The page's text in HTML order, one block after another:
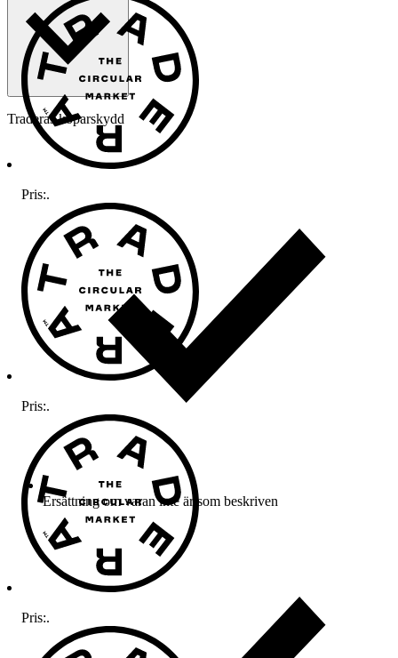
Traderas köparskydd
Ersättning om varan inte är som beskriven
Pris:.
Pris:.
Pris:.